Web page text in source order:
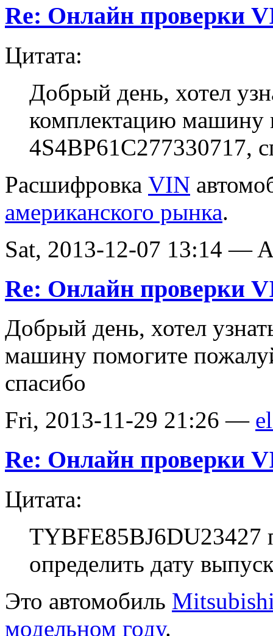
Re: Онлайн проверки
Цитата:
Добрый день, хотел
комплектацию машину
4S4BP61C277330717,
Расшифровка VIN
американского рынка.
Sat, 2013-12-07 13:14 —
Re: Онлайн проверки
Добрый день, хотел
машину помогите
спасибо
Fri, 2013-11-29 21:26 —
Re: Онлайн проверки
Цитата:
TYBFE85BJ6DU23427
определить дату
Это автомобиль
модельном году.